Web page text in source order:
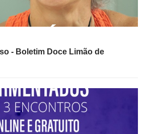
- Boletim Doce Limão de